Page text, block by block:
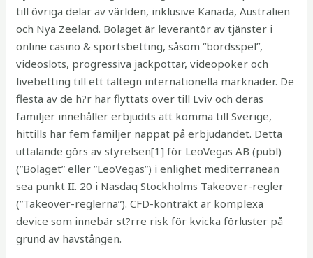
till övriga delar av världen, inklusive Kanada, Australien
och Nya Zeeland. Bolaget är leverantör av tjänster i
online casino & sportsbetting, såsom “bordsspel”,
videoslots, progressiva jackpottar, videopoker och
livebetting till ett taltegn internationella marknader. De
flesta av de h?r har flyttats över till Lviv och deras
familjer innehåller erbjudits att komma till Sverige,
hittills har fem familjer nappat på erbjudandet. Detta
uttalande görs av styrelsen[1] för LeoVegas AB (publ)
(”Bolaget” eller ”LeoVegas”) i enlighet mediterranean
sea punkt II. 20 i Nasdaq Stockholms Takeover-regler
(”Takeover-reglerna”). CFD-kontrakt är komplexa
device som innebär st?rre risk för kvicka förluster på
grund av hävstången.